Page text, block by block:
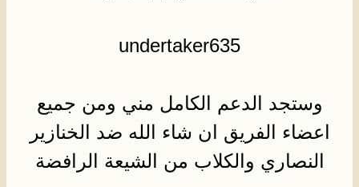
undertaker635
وستجد الدعم الكامل مني ومن جميع
اعضاء الفريق ان شاء الله ضد الخنازير
النصاري والكلاب من الشيعة الرافضة